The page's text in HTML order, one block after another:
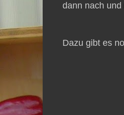
dann nach
Dazu gibt es